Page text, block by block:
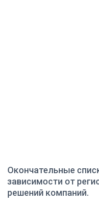
Окончательные
зависимости от
решений компаний.